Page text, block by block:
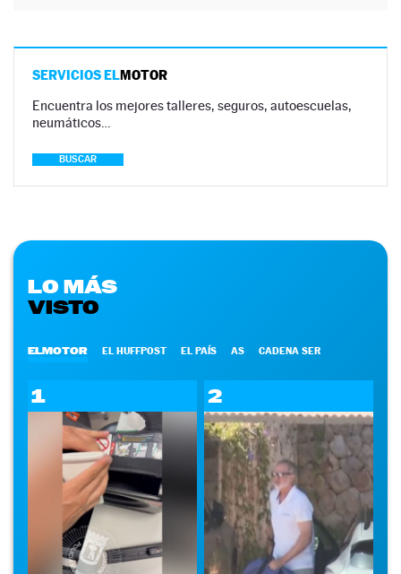
SERVICIOS ELMOTOR
Encuentra los mejores talleres, seguros, autoescuelas,
neumáticos…
BUSCAR
LO MÁS
VISTO
ELMOTOR EL HUFFPOST EL PAÍS AS CADENA SER
1 2